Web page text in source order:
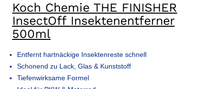
Koch Chemie THE FINISHER
InsectOff Insektenentferner
500ml
Entfernt hartnäckige Insektenreste schnell
Schonend zu Lack, Glas & Kunststoff
Tiefenwirksame Formel